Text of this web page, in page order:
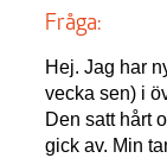
Fråga:
Hej. Jag har
vecka sen) i
Den satt hårt
gick av. Min